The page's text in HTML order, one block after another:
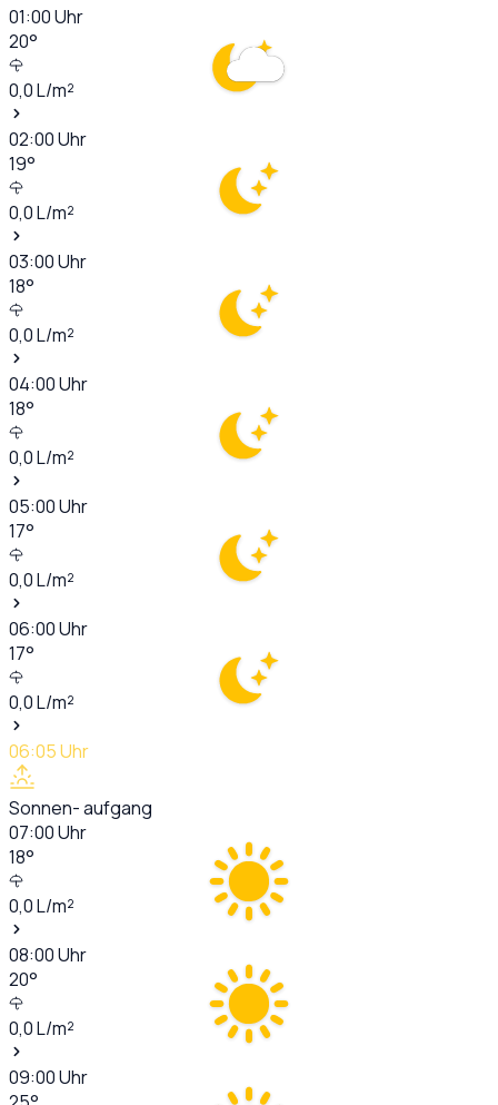
01:00Uhr
20°
0,0L/m²
02:00Uhr
19°
0,0L/m²
03:00Uhr
18°
0,0L/m²
04:00Uhr
18°
0,0L/m²
05:00Uhr
17°
0,0L/m²
06:00Uhr
17°
0,0L/m²
06:05Uhr
Sonnen- aufgang
07:00Uhr
18°
0,0L/m²
08:00Uhr
20°
0,0L/m²
09:00Uhr